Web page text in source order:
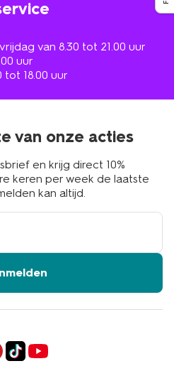
van 8.30 tot 21.00 uur
uur
tot 18.00 uur
van onze acties
en krijg direct 10%
keren per week de laatste
kan altijd.